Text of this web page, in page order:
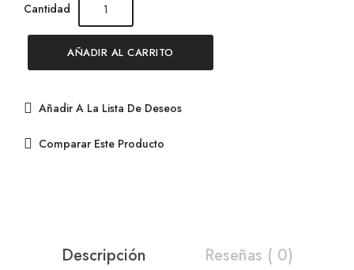
Cantidad
AÑADIR AL CARRITO
Añadir A La Lista De Deseos
Comparar Este Producto
Descripción Reseñas ( 0)